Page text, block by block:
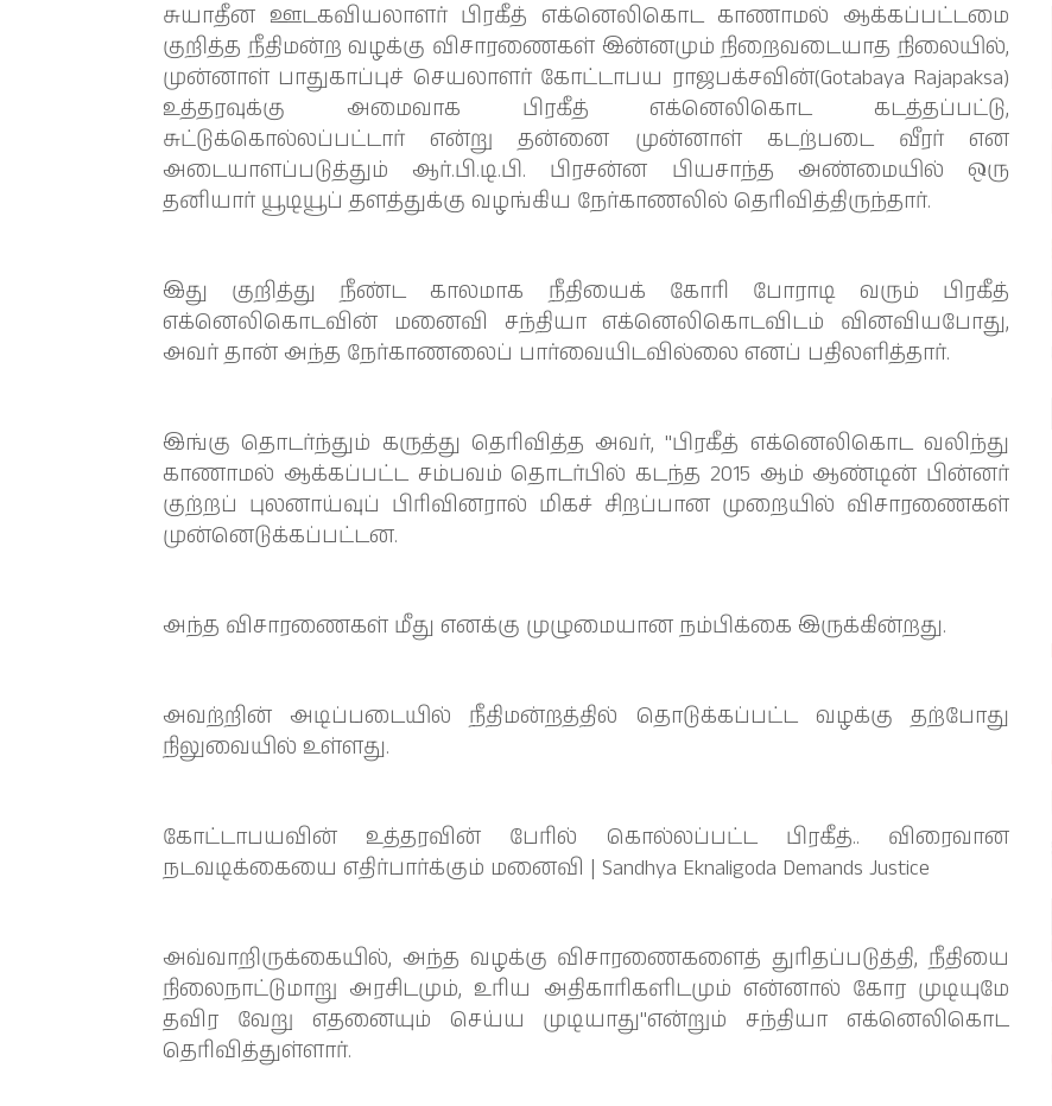
சுயாதீன ஊடகவியலாளர் பிரகீத் எக்னெலிகொட காணாமல் ஆக்கப்பட்டமை
குறித்த நீதிமன்ற வழக்கு விசாரணைகள் இன்னமும் நிறைவடையாத நிலையில்,
முன்னாள் பாதுகாப்புச் செயலாளர் கோட்டாபய ராஜபக்சவின்(Gotabaya Rajapaksa)
உத்தரவுக்கு அமைவாக பிரகீத் எக்னெலிகொட கடத்தப்பட்டு,
சுட்டுக்கொல்லப்பட்டார் என்று தன்னை முன்னாள் கடற்படை வீரர் என
அடையாளப்படுத்தும் ஆர்.பி.டி.பி. பிரசன்ன பியசாந்த அண்மையில் ஒரு
தனியார் யூடியூப் தளத்துக்கு வழங்கிய நேர்காணலில் தெரிவித்திருந்தார்.
இது குறித்து நீண்ட காலமாக நீதியைக் கோரி போராடி வரும் பிரகீத்
எக்னெலிகொடவின் மனைவி சந்தியா எக்னெலிகொடவிடம் வினவியபோது,
அவர் தான் அந்த நேர்காணலைப் பார்வையிடவில்லை எனப் பதிலளித்தார்.
இங்கு தொடர்ந்தும் கருத்து தெரிவித்த அவர், "பிரகீத் எக்னெலிகொட வலிந்து
காணாமல் ஆக்கப்பட்ட சம்பவம் தொடர்பில் கடந்த 2015 ஆம் ஆண்டின் பின்னர்
குற்றப் புலனாய்வுப் பிரிவினரால் மிகச் சிறப்பான முறையில் விசாரணைகள்
முன்னெடுக்கப்பட்டன.
அந்த விசாரணைகள் மீது எனக்கு முழுமையான நம்பிக்கை இருக்கின்றது.
அவற்றின் அடிப்படையில் நீதிமன்றத்தில் தொடுக்கப்பட்ட வழக்கு தற்போது
நிலுவையில் உள்ளது.
கோட்டாபயவின் உத்தரவின் பேரில் கொல்லப்பட்ட பிரகீத்.. விரைவான
நடவடிக்கையை எதிர்பார்க்கும் மனைவி | Sandhya Eknaligoda Demands Justice
அவ்வாறிருக்கையில், அந்த வழக்கு விசாரணைகளைத் துரிதப்படுத்தி, நீதியை
நிலைநாட்டுமாறு அரசிடமும், உரிய அதிகாரிகளிடமும் என்னால் கோர முடியுமே
தவிர வேறு எதனையும் செய்ய முடியாது"என்றும் சந்தியா எக்னெலிகொட
தெரிவித்துள்ளார்.